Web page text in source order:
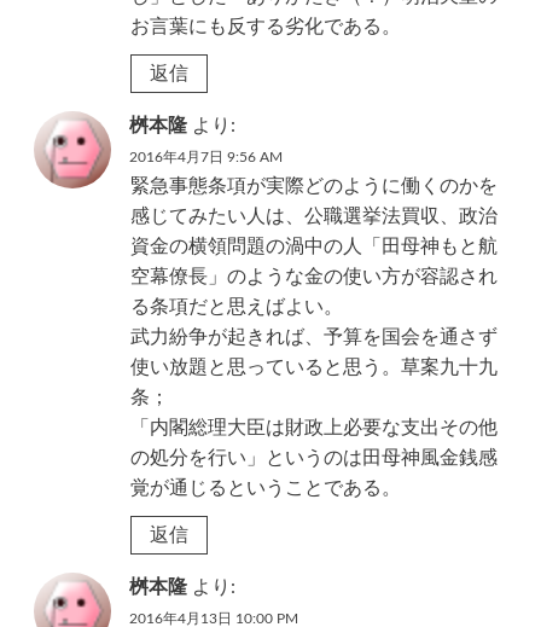
お言葉にも反する劣化である。
返信
桝本隆 より:
2016年4月7日 9:56 AM
緊急事態条項が実際どのように働くのかを
感じてみたい人は、公職選挙法買収、政治
資金の横領問題の渦中の人「田母神もと航
空幕僚長」のような金の使い方が容認され
る条項だと思えばよい。
武力紛争が起きれば、予算を国会を通さず
使い放題と思っていると思う。草案九十九
条；
「内閣総理大臣は財政上必要な支出その他
の処分を行い」というのは田母神風金銭感
覚が通じるということである。
返信
桝本隆 より:
2016年4月13日 10:00 PM